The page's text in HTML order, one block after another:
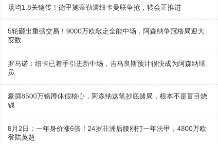
场均1.8关键传！德甲施蒂勒遭纽卡曼联争抢，转会正推进
5轮砸出重磅交易！9000万欧敲定全能中场，阿森纳争冠格局迎大
变数
罗马诺：纽卡已着手引进新中场，吉马良斯预计很快成为阿森纳球
员
豪掷8500万镑蹲休假核心，阿森纳这笔抄底赌局，根本不是盲目烧
钱
8月2日：一年身价涨6倍！24岁非洲后腰刚打一年法甲，4800万欧
登陆英超